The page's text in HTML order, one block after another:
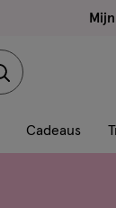
Cadeaus